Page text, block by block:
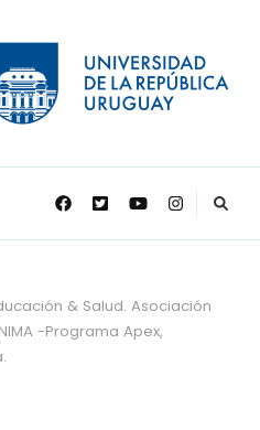
& Salud. Asociación
-Programa Apex,